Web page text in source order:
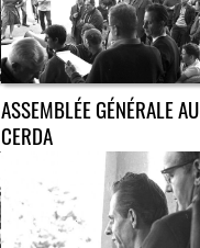
ASSEMBLÉE GÉNÉRALE AU
CERDA